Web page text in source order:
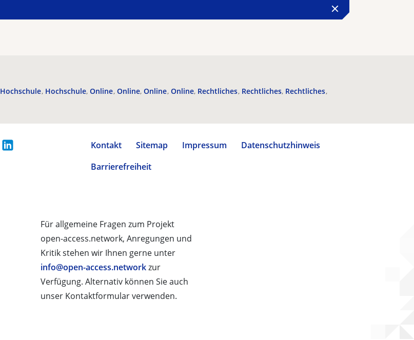
Hochschule Hochschule Online Online Online Online Rechtliches Rechtliches Rechtliches
Kontakt Sitemap Impressum
Datenschutzhinweis
Barrierefreiheit
Für allgemeine Fragen zum Projekt
open-access.network, Anregungen und
Kritik stehen wir Ihnen gerne unter
info@open-access.networkzur
Verfügung. Alternativ können Sie auch
unser Kontaktformular verwenden.